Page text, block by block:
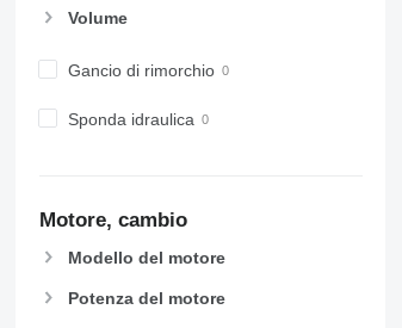
Volume
Gancio di rimorchio
Sponda idraulica
Motore, cambio
Modello del motore
Potenza del motore